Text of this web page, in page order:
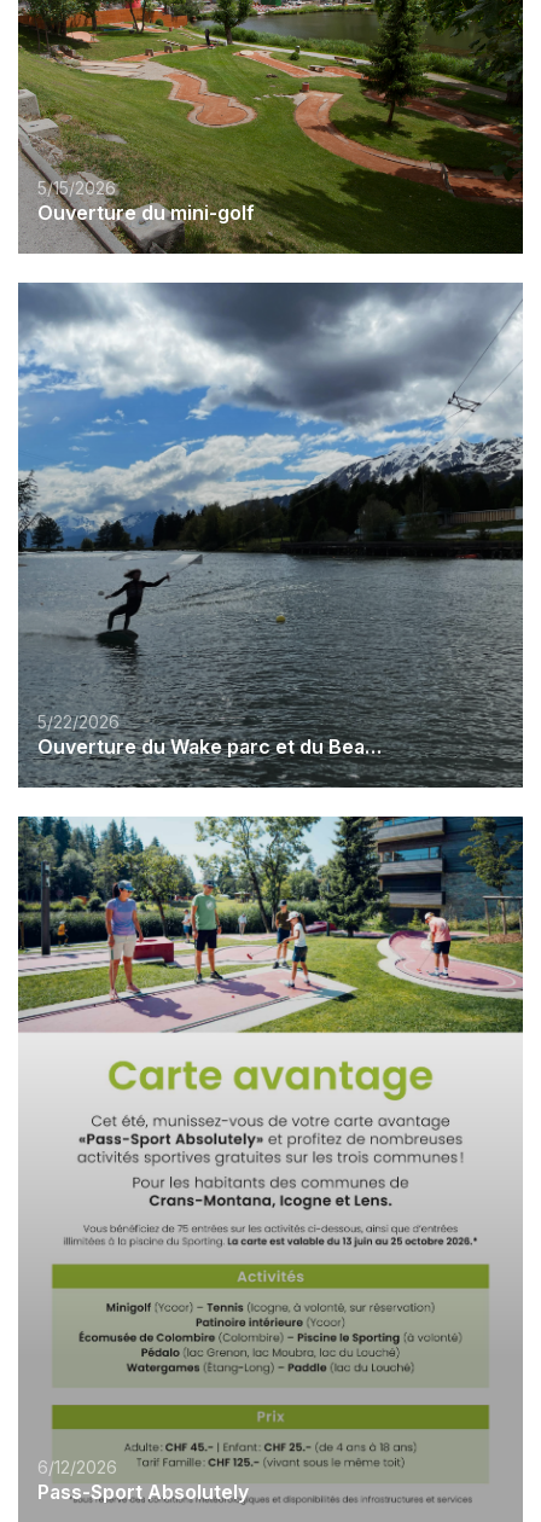
5/15/2026
Ouverture du mini-golf
5/22/2026
Ouverture du Wake parc et du Beach Club
6/12/2026
Pass-Sport Absolutely